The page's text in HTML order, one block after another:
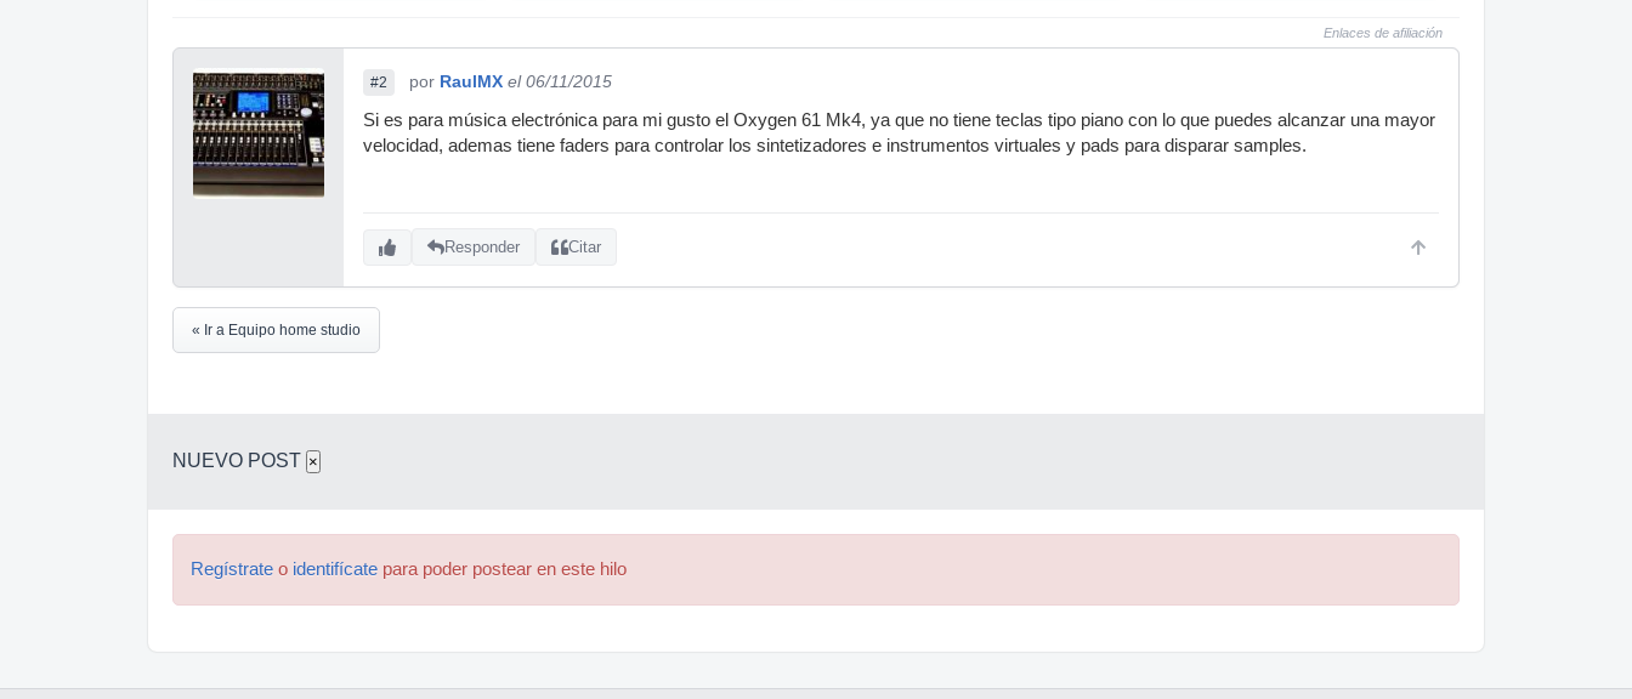
Enlaces de afiliación
#2 por RaulMX el 06/11/2015
Si es para música electrónica para mi gusto el Oxygen 61 Mk4, ya que no tiene teclas tipo piano con lo que puedes alcanzar una mayor
velocidad, ademas tiene faders para controlar los sintetizadores e instrumentos virtuales y pads para disparar samples.
Responder Citar
« Ir a Equipo home studio
NUEVO POST ×
Regístrate o identifícate para poder postear en este hilo